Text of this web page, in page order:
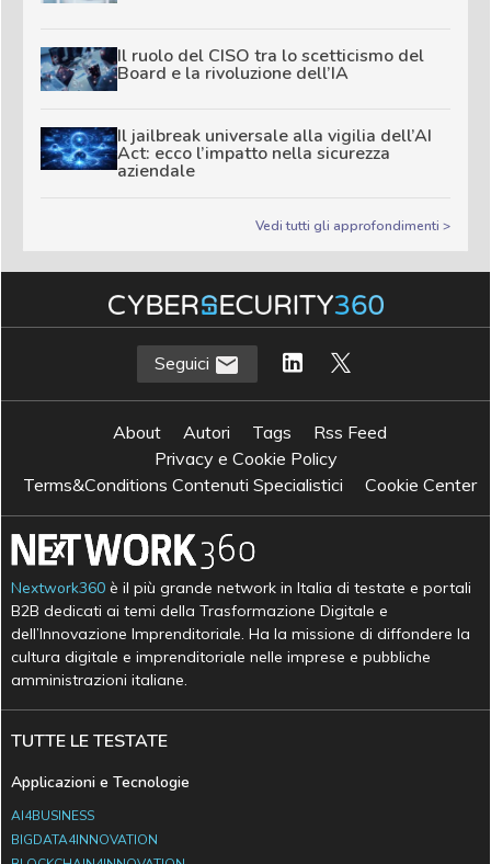
Il ruolo del CISO tra lo scetticismo del
Board e la rivoluzione dell’IA
Il jailbreak universale alla vigilia dell’AI
Act: ecco l’impatto nella sicurezza
aziendale
Vedi tutti gli approfondimenti >
Seguici
About Autori Tags
Rss Feed
Privacy e Cookie Policy
Terms&Conditions Contenuti Specialistici
Cookie Center
Nextwork360 è il più grande network in Italia di testate e portali
B2B dedicati ai temi della Trasformazione Digitale e
dell’Innovazione Imprenditoriale. Ha la missione di diffondere la
cultura digitale e imprenditoriale nelle imprese e pubbliche
amministrazioni italiane.
TUTTE LE TESTATE
Applicazioni e Tecnologie
AI4BUSINESS
BIGDATA4INNOVATION